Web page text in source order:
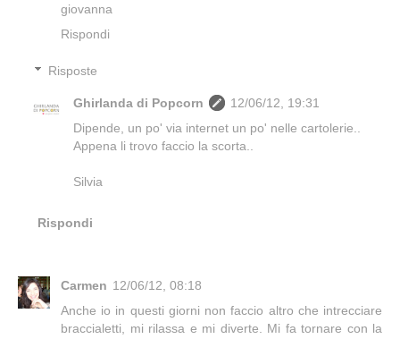
giovanna
Rispondi
Risposte
Ghirlanda di Popcorn
12/06/12, 19:31
Dipende, un po' via internet un po' nelle cartolerie..
Appena li trovo faccio la scorta..
Silvia
Rispondi
Carmen 12/06/12, 08:18
Anche io in questi giorni non faccio altro che intrecciare
braccialetti, mi rilassa e mi diverte. Mi fa tornare con la